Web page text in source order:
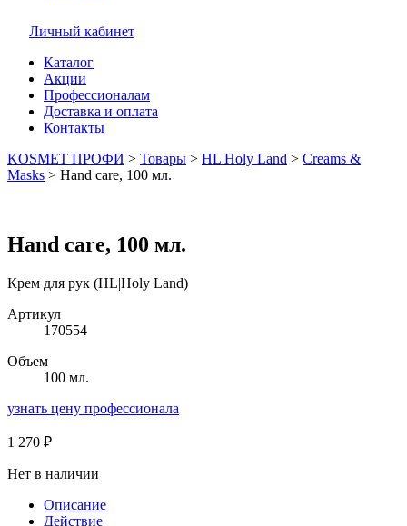
Личный кабинет
Каталог
Акции
Профессионалам
Доставка и оплата
Контакты
KOSMET ПРОФИ > Товары > HL Holy Land > Creams &
Masks > Hand care, 100 мл.
Hand care, 100 мл.
Крем для рук (HL|Holy Land)
Артикул
170554
Объем
100 мл.
узнать цену профессионала
1 270 ₽
Нет в наличии
Описание
Действие